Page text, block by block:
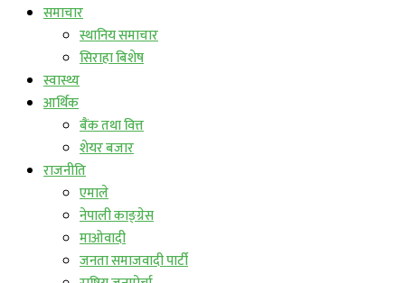
समाचार
स्थानिय समाचार
सिराहा बिशेष
स्वास्थ्य
आर्थिक
बैंक तथा वित्त
शेयर बजार
राजनीति
एमाले
नेपाली काङ्ग्रेस
माओवादी
जनता समाजवादी पार्टी